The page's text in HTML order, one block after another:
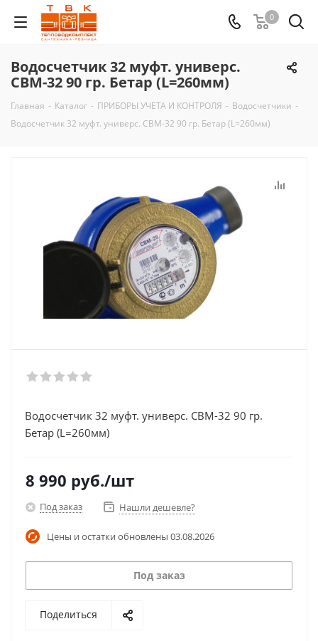
0
Водосчетчик 32 муфт. универс.
СВМ-32 90 гр. Бетар (L=260мм)
Главная - Каталог - ПРИБОРЫ УЧЕТА И КОНТРОЛЯ - Водосчетчики -
Водосчетчик 32 муфт. универс. СВМ-32 90 гр. Бетар (L=260мм)
Водосчетчик 32 муфт. универс. СВМ-32 90 гр.
Бетар (L=260мм)
8 990 руб./шт
Под заказ Нашли дешевле?
Цены и остатки обновлены 03.08.2026
Под заказ
Поделиться